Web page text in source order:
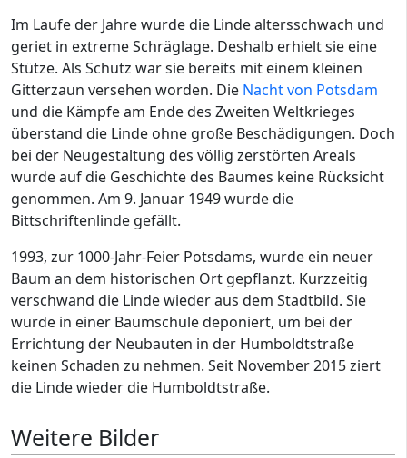
Im Laufe der Jahre wurde die Linde altersschwach und
geriet in extreme Schräglage. Deshalb erhielt sie eine
Stütze. Als Schutz war sie bereits mit einem kleinen
Gitterzaun versehen worden. Die Nacht von Potsdam
und die Kämpfe am Ende des Zweiten Weltkrieges
überstand die Linde ohne große Beschädigungen. Doch
bei der Neugestaltung des völlig zerstörten Areals
wurde auf die Geschichte des Baumes keine Rücksicht
genommen. Am 9. Januar 1949 wurde die
Bittschriftenlinde gefällt.
1993, zur 1000-Jahr-Feier Potsdams, wurde ein neuer
Baum an dem historischen Ort gepflanzt. Kurzzeitig
verschwand die Linde wieder aus dem Stadtbild. Sie
wurde in einer Baumschule deponiert, um bei der
Errichtung der Neubauten in der Humboldtstraße
keinen Schaden zu nehmen. Seit November 2015 ziert
die Linde wieder die Humboldtstraße.
Weitere Bilder